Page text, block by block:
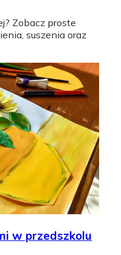
Zobacz proste
suszenia oraz
w przedszkolu